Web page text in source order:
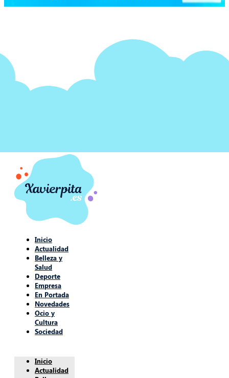
Inicio
Actualidad
Belleza y
Salud
Deporte
Empresa
En Portada
Novedades
Ocio y
Cultura
Sociedad
Inicio
Actualidad